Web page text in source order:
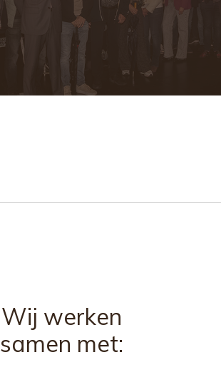
Wij werken
samen met: